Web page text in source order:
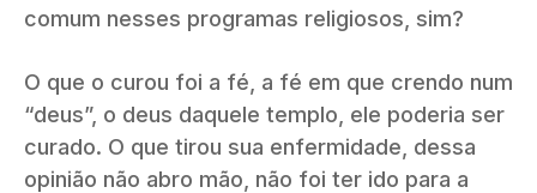
comum nesses programas religiosos, sim?
O que o curou foi a fé, a fé em que crendo num
“deus”, o deus daquele templo, ele poderia ser
curado. O que tirou sua enfermidade, dessa
opinião não abro mão, não foi ter ido para a